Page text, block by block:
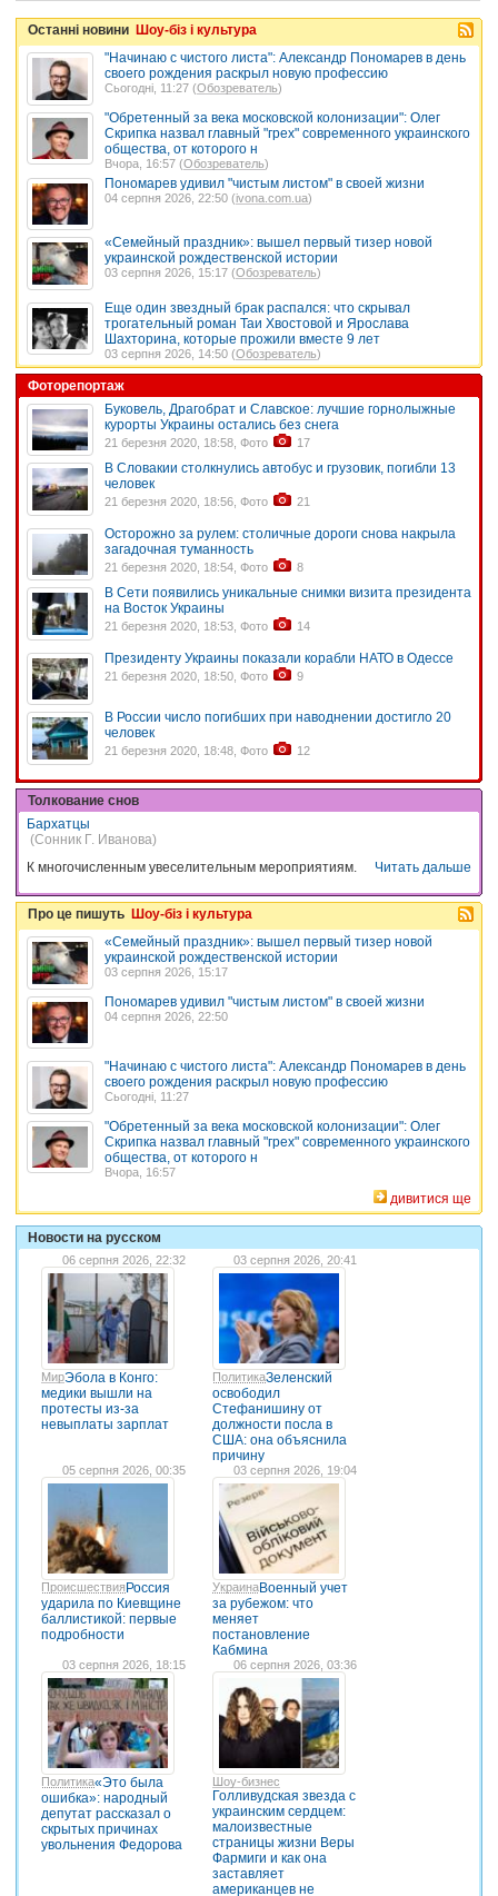
Останні новини Шоу-біз і культура
"Начинаю с чистого листа": Александр Пономарев в день
своего рождения раскрыл новую профессию
Сьогодні, 11:27 (Обозреватель)
"Обретенный за века московской колонизации": Олег
Скрипка назвал главный "грех" современного украинского
общества, от которого н
Вчора, 16:57 (Обозреватель)
Пономарев удивил "чистым листом" в своей жизни
04 серпня 2026, 22:50 (ivona.com.ua)
«Семейный праздник»: вышел первый тизер новой
украинской рождественской истории
03 серпня 2026, 15:17 (Обозреватель)
Еще один звездный брак распался: что скрывал
трогательный роман Таи Хвостовой и Ярослава
Шахторина, которые прожили вместе 9 лет
03 серпня 2026, 14:50 (Обозреватель)
Фоторепортаж
Буковель, Драгобрат и Славское: лучшие горнолыжные
курорты Украины остались без снега
21 березня 2020, 18:58, Фото 17
В Словакии столкнулись автобус и грузовик, погибли 13
человек
21 березня 2020, 18:56, Фото 21
Осторожно за рулем: столичные дороги снова накрыла
загадочная туманность
21 березня 2020, 18:54, Фото 8
В Сети появились уникальные снимки визита президента
на Восток Украины
21 березня 2020, 18:53, Фото 14
Президенту Украины показали корабли НАТО в Одессе
21 березня 2020, 18:50, Фото 9
В России число погибших при наводнении достигло 20
человек
21 березня 2020, 18:48, Фото 12
Толкование снов
Бархатцы
(Сонник Г. Иванова)
К многочисленным увеселительным мероприятиям.
Читать дальше
Про це пишуть Шоу-біз і культура
«Семейный праздник»: вышел первый тизер новой
украинской рождественской истории
03 серпня 2026, 15:17
Пономарев удивил "чистым листом" в своей жизни
04 серпня 2026, 22:50
"Начинаю с чистого листа": Александр Пономарев в день
своего рождения раскрыл новую профессию
Сьогодні, 11:27
"Обретенный за века московской колонизации": Олег
Скрипка назвал главный "грех" современного украинского
общества, от которого н
Вчора, 16:57
дивитися ще
Новости на русском
06 серпня 2026, 22:32
МирЭбола в Конго:
медики вышли на
протесты из-за
невыплаты зарплат
03 серпня 2026, 20:41
ПолитикаЗеленский
освободил
Стефанишину от
должности посла в
США: она объяснила
причину
05 серпня 2026, 00:35
ПроисшествияРоссия
ударила по Киевщине
баллистикой: первые
подробности
03 серпня 2026, 19:04
УкраинаВоенный учет
за рубежом: что
меняет
постановление
Кабмина
03 серпня 2026, 18:15
Политика«Это была
ошибка»: народный
депутат рассказал о
скрытых причинах
увольнения Федорова
06 серпня 2026, 03:36
Шоу-бизнес
Голливудская звезда с
украинским сердцем:
малоизвестные
страницы жизни Веры
Фармиги и как она
заставляет
американцев не